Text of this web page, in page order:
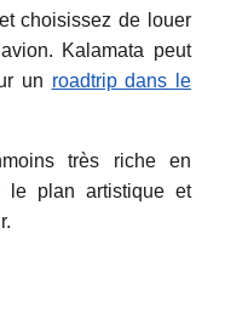
choisissez de louer
Kalamata peut
un roadtrip dans le
très riche en
le plan artistique et